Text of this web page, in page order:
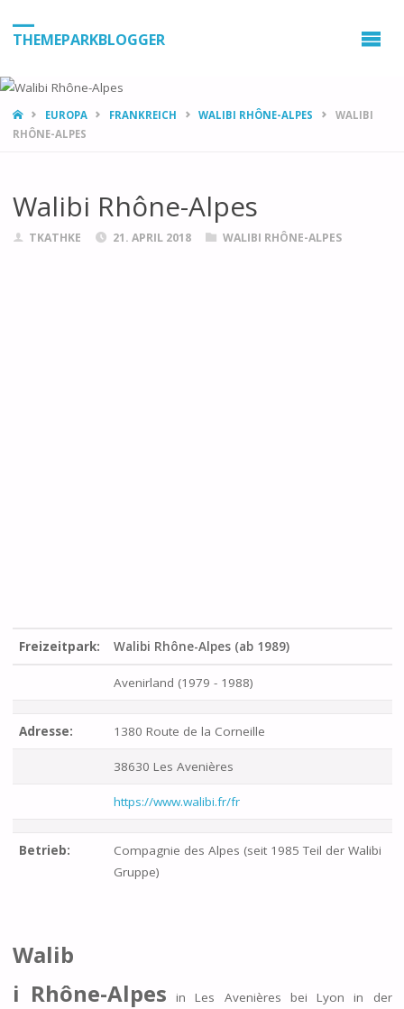
THEMEPARKBLOGGER
HOMEEUROPA FRANKREICH WALIBI RHÔNE-ALPES
WALIBI
RHÔNE-ALPES
Walibi Rhône-Alpes
TKATHKE 21. APRIL 2018 WALIBI RHÔNE-ALPES
Freizeitpark: Walibi Rhône-Alpes (ab 1989)
Avenirland (1979 - 1988)
Adresse: 1380 Route de la Corneille
38630 Les Avenières
https://www.walibi.fr/fr
Betrieb:
Compagnie des Alpes (seit 1985 Teil der Walibi
Gruppe)
Walib
i Rhône-Alpes in Les Avenières bei Lyon in der